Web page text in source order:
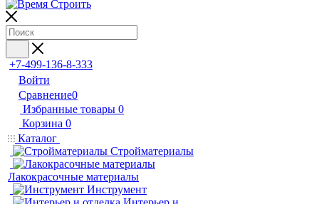
+7-499-136-8-333
Войти
Сравнение0
Избранные товары 0
Корзина 0
Каталог
Стройматериалы
Лакокрасочные материалы
Инструмент